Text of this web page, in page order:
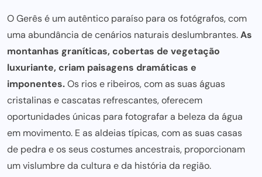
O Gerês é um autêntico paraíso para os fotógrafos, com
uma abundância de cenários naturais deslumbrantes.As
montanhas graníticas, cobertas de vegetação
luxuriante, criam paisagens dramáticas e
imponentes.Os rios e ribeiros, com as suas águas
cristalinas e cascatas refrescantes, oferecem
oportunidades únicas para fotografar a beleza da água
em movimento. E as aldeias típicas, com as suas casas
de pedra e os seus costumes ancestrais, proporcionam
um vislumbre da cultura e da história da região.